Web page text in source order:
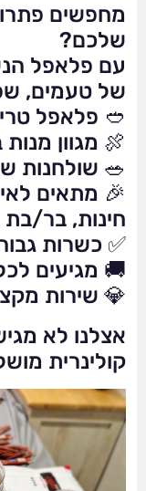
מחפשים
שלכם?
עם פלאפל
של טעמים,
🥙 פלאפל
🍖 מגוון
🥗 שולחנות
🎉 מתאים
חינות, בר/בת
✅ כשרות
🚚 מגיעים
💎 שירות
אצלנו לא
קולינרית